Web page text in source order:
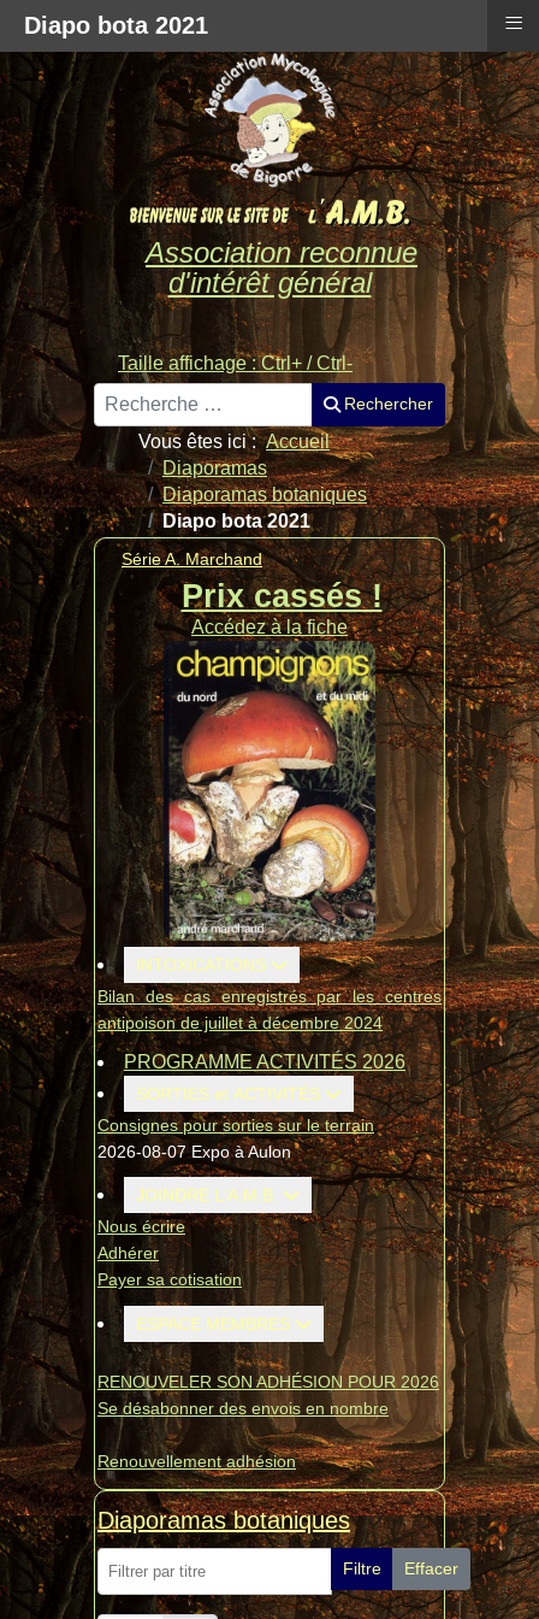
Association reconnue
d'intérêt général
Taille affichage : Ctrl+ / Ctrl-
Rechercher
Rechercher
Vous êtes ici :Accueil
Diaporamas
Diaporamas botaniques
Diapo bota 2021
Série A. Marchand
Prix cassés !
Accédez à la fiche
INTOXICATIONS
Bilan des cas enregistrés par les centres
antipoison de juillet à décembre 2024
PROGRAMME ACTIVITÉS 2026
SORTIES et ACTIVITÉS
Consignes pour sorties sur le terrain
2026-08-07 Expo à Aulon
JOINDRE L'A.M.B.
Nous écrire
Adhérer
Payer sa cotisation
ESPACE MEMBRES
RENOUVELER SON ADHÉSION POUR 2026
Se désabonner des envois en nombre
Renouvellement adhésion
Diaporamas botaniques
Filtrer par titre Filtre Effacer
Diapo bota 2021 ≡